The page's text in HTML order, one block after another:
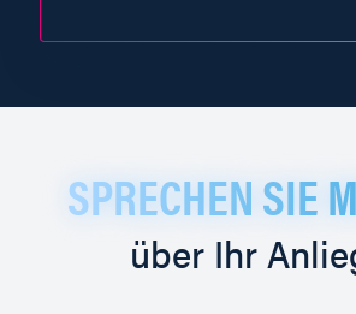
SPRECHEN SIE
über Ihr